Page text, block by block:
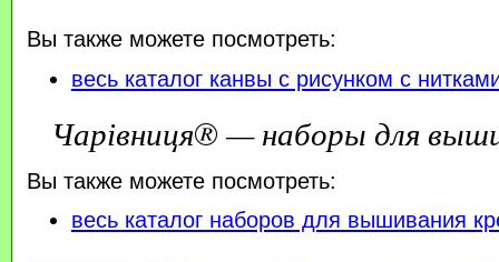
Вы также можете посмотреть:
весь каталог канвы с рисунком с
Чарівниця® — наборы для
Вы также можете посмотреть:
весь каталог наборов для вышивания